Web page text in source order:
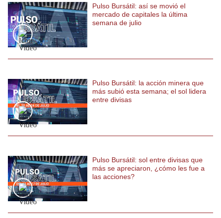
Somos?
Términos
Y
Condiciones
Política
De
Politica
De
Cookies
Preguntas
Frecuentes
Pulso Bursátil: así se movió el
mercado de capitales la última
semana de julio
Pulso Bursátil: la acción minera que
más subió esta semana; el sol lidera
entre divisas
Pulso Bursátil: sol entre divisas que
más se apreciaron, ¿cómo les fue a
las acciones?